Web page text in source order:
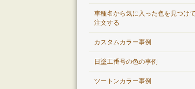
車種名から気に入った色を見つけて
注文する
カスタムカラー事例
日塗工番号の色の事例
ツートンカラー事例